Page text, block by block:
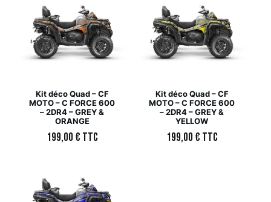
Kit déco Quad – CF
MOTO – C FORCE 600
– 2DR4 – GREY &
ORANGE
199,00€ TTC
Kit déco Quad – CF
MOTO – C FORCE 600
– 2DR4 – GREY &
YELLOW
199,00€ TTC